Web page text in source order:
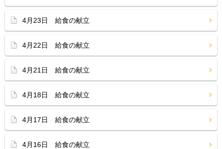
4月23日 給食の献立
4月22日 給食の献立
4月21日 給食の献立
4月18日 給食の献立
4月17日 給食の献立
4月16日 給食の献立